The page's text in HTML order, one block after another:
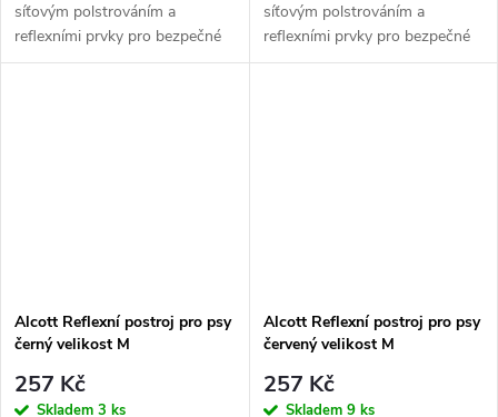
síťovým polstrováním a
reflexními prvky pro bezpečné
užívání.
síťovým polstrováním a
reflexními prvky pro bezpečné
užívání.
Alcott Reflexní postroj pro psy
černý velikost M
257 Kč
Skladem 3 ks
Alcott Reflexní postroj pro psy
červený velikost M
257 Kč
Skladem 9 ks